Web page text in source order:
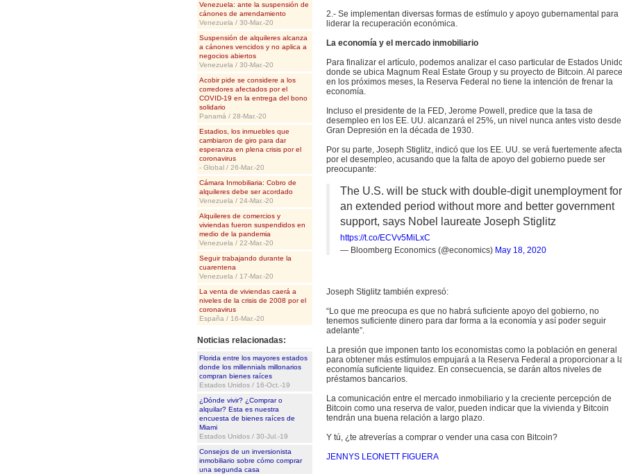
Venezuela: ante la suspensión de
cánones de arrendamiento
Venezuela / 30-Mar.-20
Suspensión de alquileres alcanza
a cánones vencidos y no aplica a
negocios abiertos
Venezuela / 30-Mar.-20
Acobir pide se considere a los
corredores afectados por el
COVID-19 en la entrega del bono
solidario
Panamá / 28-Mar.-20
Estadios, los inmuebles que
cambiaron de giro para dar
esperanza en plena crisis por el
coronavirus
- Global / 26-Mar.-20
Cámara Inmobiliaria: Cobro de
alquileres debe ser acordado
Venezuela / 24-Mar.-20
Alquileres de comercios y
viviendas fueron suspendidos en
medio de la pandemia
Venezuela / 22-Mar.-20
Seguir trabajando durante la
cuarentena
Venezuela / 17-Mar.-20
La venta de viviendas caerá a
niveles de la crisis de 2008 por el
coronavirus
España / 16-Mar.-20
Noticias relacionadas:
Florida entre los mayores estados
donde los millennials millonarios
compran bienes raíces
Estados Unidos / 16-Oct.-19
¿Dónde vivir? ¿Comprar o
alquilar? Esta es nuestra
encuesta de bienes raíces de
Miami
Estados Unidos / 30-Jul.-19
Consejos de un inversionista
inmobiliario sobre cómo comprar
una segunda casa
2.- Se implementan diversas formas de estímulo y apoyo gubernamental para
liderar la recuperación económica.
La economía y el mercado inmobiliario
Para finalizar el artículo, podemos analizar el caso particular de Estados
donde se ubica Magnum Real Estate Group y su proyecto de Bitcoin. Al
en los próximos meses, la Reserva Federal no tiene la intención de frenar la
economía.
Incluso el presidente de la FED, Jerome Powell, predice que la tasa de
desempleo en los EE. UU. alcanzará el 25%, un nivel nunca antes visto
Gran Depresión en la década de 1930.
Por su parte, Joseph Stiglitz, indicó que los EE. UU. se verá fuertemente
por el desempleo, acusando que la falta de apoyo del gobierno puede ser
preocupante:
The U.S. will be stuck with double-digit unemployment for
an extended period without more and better government
support, says Nobel laureate Joseph Stiglitz
https://t.co/ECVv5MiLxC
— Bloomberg Economics (@economics) May 18, 2020
Joseph Stiglitz también expresó:
“Lo que me preocupa es que no habrá suficiente apoyo del gobierno, no
tenemos suficiente dinero para dar forma a la economía y así poder seguir
adelante”.
La presión que imponen tanto los economistas como la población en general
para obtener más estímulos empujará a la Reserva Federal a proporcionar a
economía suficiente liquidez. En consecuencia, se darán altos niveles de
préstamos bancarios.
La comunicación entre el mercado inmobiliario y la creciente percepción de
Bitcoin como una reserva de valor, pueden indicar que la vivienda y Bitcoin
tendrán una buena relación a largo plazo.
Y tú, ¿te atreverías a comprar o vender una casa con Bitcoin?
JENNYS LEONETT FIGUERA